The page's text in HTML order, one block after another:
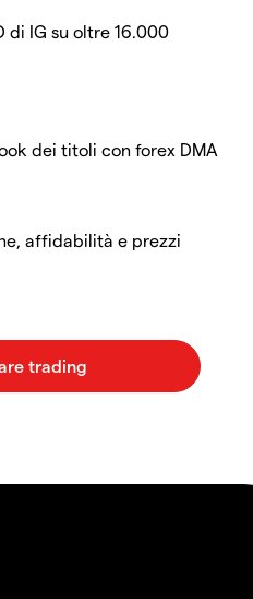
di IG su oltre 16.000
dei titoli con forex DMA
affidabilità e prezzi